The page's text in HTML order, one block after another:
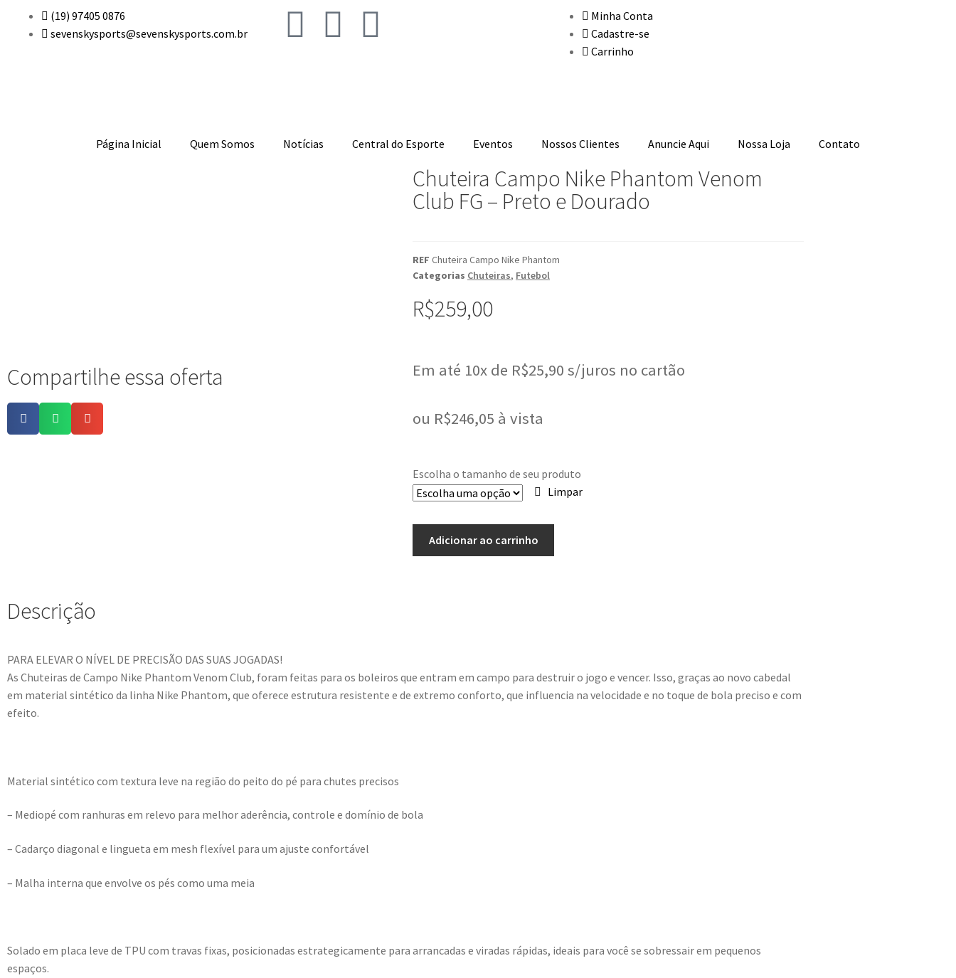
(19) 97405 0876
sevenskysports@sevenskysports.com.br
Minha Conta
Cadastre-se
Carrinho
Página Inicial Quem Somos Notícias Central do Esporte Eventos Nossos Clientes Anuncie Aqui Nossa Loja Contato
Compartilhe essa oferta
Chuteira Campo Nike Phantom Venom
Club FG – Preto e Dourado
REF Chuteira Campo Nike Phantom
Categorias Chuteiras, Futebol
R$259,00
Em até 10x de R$25,90 s/juros no cartão
ou R$246,05 à vista
Escolha o tamanho de seu produto
Limpar
Adicionar ao carrinho
Descrição
PARA ELEVAR O NÍVEL DE PRECISÃO DAS SUAS JOGADAS!
As Chuteiras de Campo Nike Phantom Venom Club, foram feitas para os boleiros que entram em campo para destruir o jogo e vencer. Isso, graças ao novo cabedal
em material sintético da linha Nike Phantom, que oferece estrutura resistente e de extremo conforto, que influencia na velocidade e no toque de bola preciso e com
efeito.
Material sintético com textura leve na região do peito do pé para chutes precisos
– Mediopé com ranhuras em relevo para melhor aderência, controle e domínio de bola
– Cadarço diagonal e lingueta em mesh flexível para um ajuste confortável
– Malha interna que envolve os pés como uma meia
Solado em placa leve de TPU com travas fixas, posicionadas estrategicamente para arrancadas e viradas rápidas, ideais para você se sobressair em pequenos
espaços.